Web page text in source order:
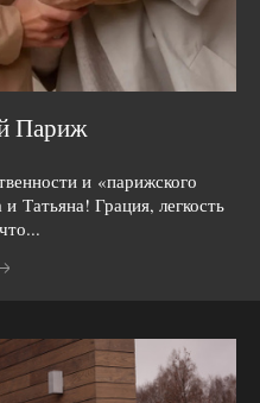
Париж
и «парижского
Татьяна! Грация, легкость